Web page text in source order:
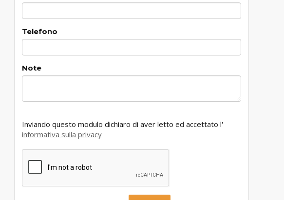
Telefono
Note
Inviando questo modulo dichiaro di aver letto ed accettato l'
informativa sulla privacy